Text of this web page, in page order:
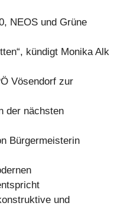
NEOS und Grüne
kündigt Monika Alk
Vösendorf zur
der nächsten
Bürgermeisterin
und